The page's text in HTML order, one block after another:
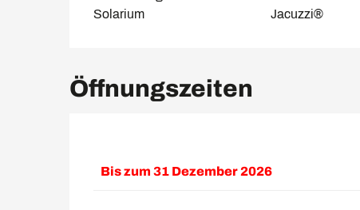
Solarium
Jacuzzi®
Öffnungszeiten
Bis zum 31 Dezember 2026